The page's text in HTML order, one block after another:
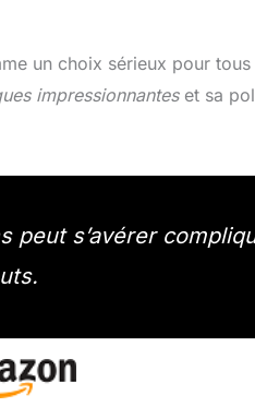
un choix sérieux pour
impressionnanteset sa
s’avérer